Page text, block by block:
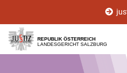
[1]
[2]
[3]
REPUBLIK ÖSTERREICH
LANDESGERICHT SALZBURG